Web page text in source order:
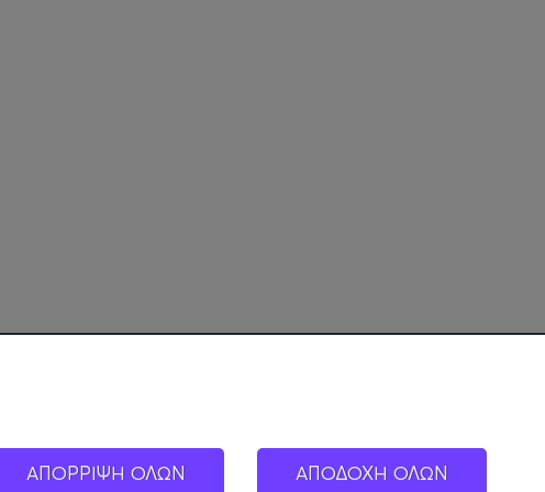
ΑΠΟΡΡΙΨΗ ΟΛΩΝ ΑΠΟΔΟΧΗ ΟΛΩΝ